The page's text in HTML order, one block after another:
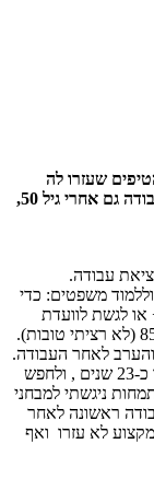
את כל הטיפים שעזרו לה
אפשרי למצוא עבודה גם אחרי גיל 50,
עבודה.
חדש וללמוד משפטים: כדי
ללימודים היה עלי לעבור מכינה בציון 80+ או לגשת לוועדת
חריגים. השקעתי בלימודים בבר אילן והוצאתי ציון 85 (לא רציתי טובות).
והערב לאחר העבודה.
כעבור שנה החלטתי לעזוב את מקום עבודתי לאחר כ-23 שנים , ולחפש
ניגשתי למבחני
ראשונה לאחר
לא עזרו ואף